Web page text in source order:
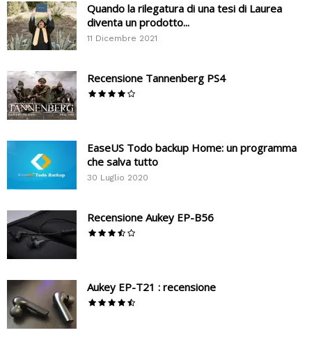
Quando la rilegatura di una tesi di Laurea
diventa un prodotto...
11 Dicembre 2021
Recensione Tannenberg PS4
EaseUS Todo backup Home: un programma
che salva tutto
30 Luglio 2020
Recensione Aukey EP-B56
Aukey EP-T21 : recensione